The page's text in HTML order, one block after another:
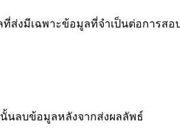
ส่งมีเฉพาะข้อมูลที่จำเป็นต่อการสอ
นั้นลบข้อมูลหลังจากส่งผลลัพธ์